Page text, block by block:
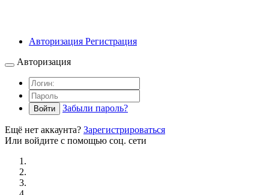
Авторизация Регистрация
Авторизация
Войти Забыли пароль?
Ещё нет аккаунта? Зарегистрироваться
Или войдите с помощью соц. сети